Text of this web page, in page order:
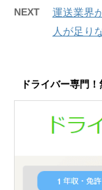
NEXT
運送業界
人が足り
ドライバー専門